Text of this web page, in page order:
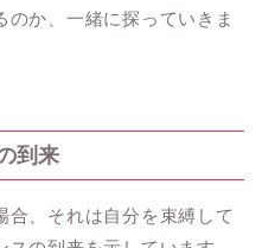
のか、一緒に探っていきま
到来
合、それは自分を束縛して